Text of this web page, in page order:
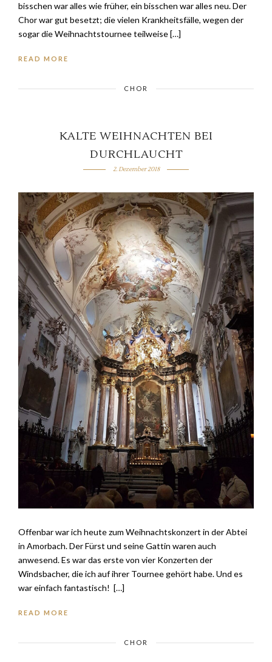
bisschen war alles wie früher, ein bisschen war alles neu. Der
Chor war gut besetzt; die vielen Krankheitsfälle, wegen der
sogar die Weihnachtstournee teilweise […]
READ MORE
CHOR
KALTE WEIHNACHTEN BEI
DURCHLAUCHT
2. Dezember 2018
Offenbar war ich heute zum Weihnachtskonzert in der Abtei
in Amorbach. Der Fürst und seine Gattin waren auch
anwesend. Es war das erste von vier Konzerten der
Windsbacher, die ich auf ihrer Tournee gehört habe. Und es
war einfach fantastisch! […]
READ MORE
CHOR